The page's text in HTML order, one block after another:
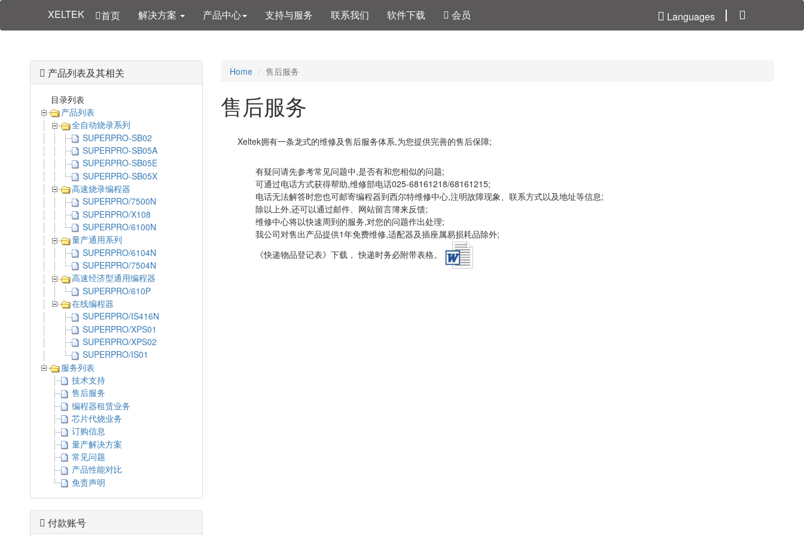
XELTEK 首页 解决方案 产品中心 支持与服务 联系我们 软件下载 会员 Languages
产品列表及其相关
目录列表
产品列表
全自动烧录系列
SUPERPRO-SB02
SUPERPRO-SB05A
SUPERPRO-SB05E
SUPERPRO-SB05X
高速烧录编程器
SUPERPRO/7500N
SUPERPRO/X108
SUPERPRO/6100N
量产通用系列
SUPERPRO/6104N
SUPERPRO/7504N
高速经济型通用编程器
SUPERPRO/610P
在线编程器
SUPERPRO/IS416N
SUPERPRO/XPS01
SUPERPRO/XPS02
SUPERPRO/IS01
服务列表
技术支持
售后服务
编程器租赁业务
芯片代烧业务
订购信息
量产解决方案
常见问题
产品性能对比
免责声明
付款账号
Home 售后服务
售后服务
Xeltek拥有一条龙式的维修及售后服务体系,为您提供完善的售后保障;
有疑问请先参考常见问题中,是否有和您相似的问题;
可通过电话方式获得帮助,维修部电话025-68161218/68161215;
电话无法解答时您也可邮寄编程器到西尔特维修中心,注明故障现象、联系方式以及地址等信息;
除以上外,还可以通过邮件、网站留言簿来反馈;
维修中心将以快速周到的服务,对您的问题作出处理;
我公司对售出产品提供1年免费维修,适配器及插座属易损耗品除外;
《快递物品登记表》下载， 快递时务必附带表格。